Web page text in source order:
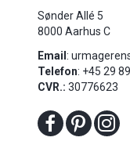
Sønder Allé 5
8000 Aarhus C
Email :
Telefon: +45 29
CVR.: 30776623